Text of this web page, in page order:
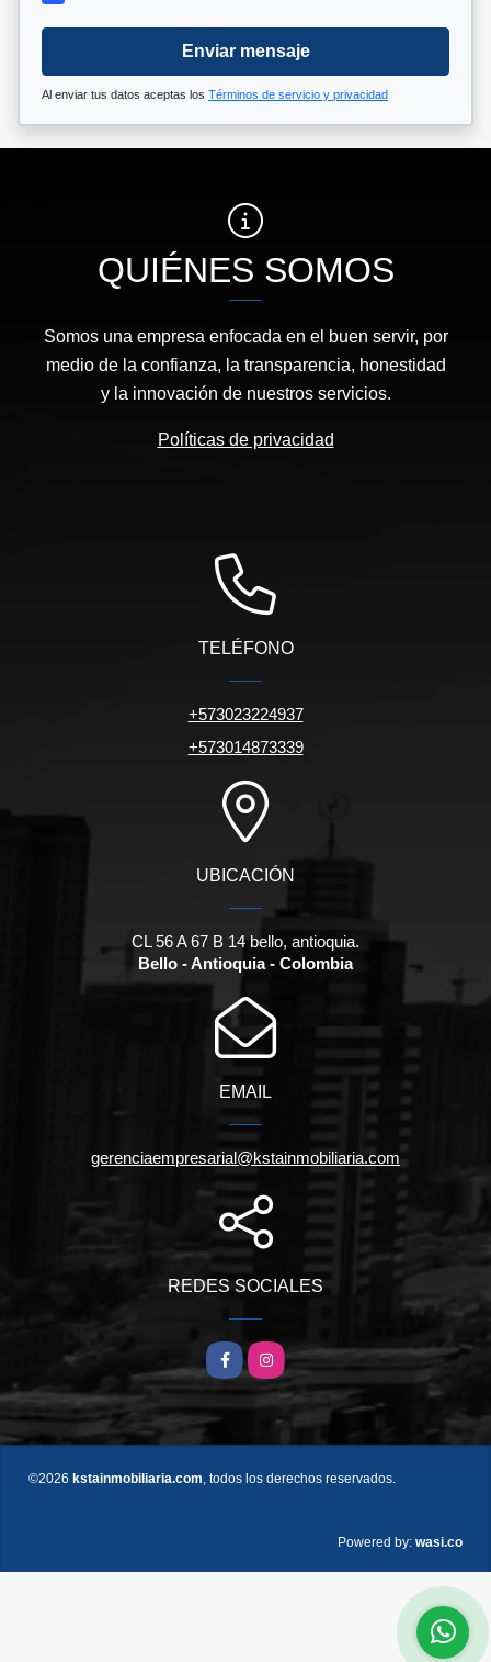
Enviar mensaje
Al enviar tus datos aceptas los Términos de servicio y privacidad
QUIÉNES SOMOS
Somos una empresa enfocada en el buen servir, por
medio de la confianza, la transparencia, honestidad
y la innovación de nuestros servicios.
Políticas de privacidad
TELÉFONO
+573023224937
+573014873339
UBICACIÓN
CL 56 A 67 B 14 bello, antioquia.
Bello - Antioquia - Colombia
EMAIL
gerenciaempresarial@kstainmobiliaria.com
REDES SOCIALES
FacebookInstagram
©2026 kstainmobiliaria.com, todos los derechos reservados.
Powered by: wasi.co